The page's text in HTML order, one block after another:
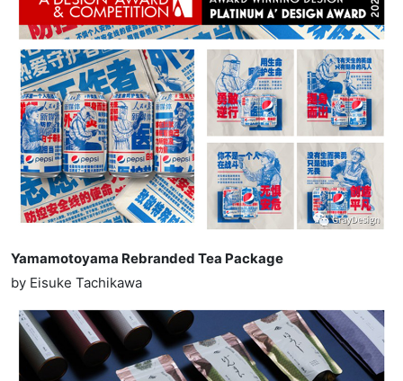
Yamamotoyama Rebranded Tea Package
by Eisuke Tachikawa